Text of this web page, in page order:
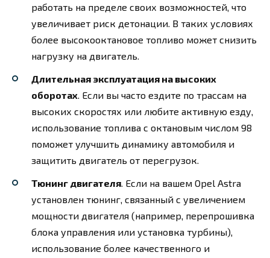
работать на пределе своих возможностей, что
увеличивает риск детонации. В таких условиях
более высокооктановое топливо может снизить
нагрузку на двигатель.
Длительная эксплуатация на высоких
оборотах. Если вы часто ездите по трассам на
высоких скоростях или любите активную езду,
использование топлива с октановым числом 98
поможет улучшить динамику автомобиля и
защитить двигатель от перегрузок.
Тюнинг двигателя. Если на вашем Opel Astra
установлен тюнинг, связанный с увеличением
мощности двигателя (например, перепрошивка
блока управления или установка турбины),
использование более качественного и